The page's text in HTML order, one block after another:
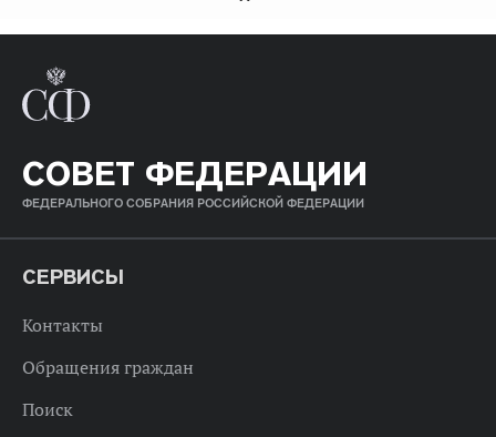
СОВЕТ ФЕДЕРАЦИИ
ФЕДЕРАЛЬНОГО СОБРАНИЯ РОССИЙСКОЙ ФЕДЕРАЦИИ
СЕРВИСЫ
Контакты
Обращения граждан
Поиск